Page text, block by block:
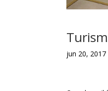
jun 20, 2017